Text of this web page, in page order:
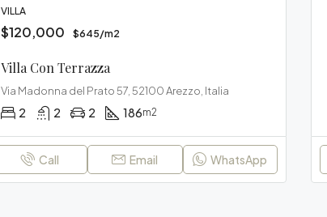
VILLA
$120,000 $645/m2
Villa Con Terrazza
Via Madonna del Prato 57, 52100 Arezzo, Italia
2 2 2 186m2
Call Email WhatsApp